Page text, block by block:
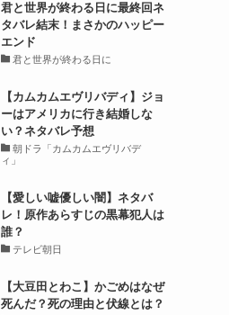
君と世界が終わる日に最終回ネ
タバレ結末！まさかのハッピー
エンド
君と世界が終わる日に
【カムカムエヴリバディ】ジョ
ーはアメリカに行き結婚しな
い？ネタバレ予想
朝ドラ「カムカムエヴリバデ
ィ」
【愛しい嘘優しい闇】ネタバ
レ！原作あらすじの黒幕犯人は
誰？
テレビ朝日
【大豆田とわこ】かごめはなぜ
死んだ？死の理由と伏線とは？